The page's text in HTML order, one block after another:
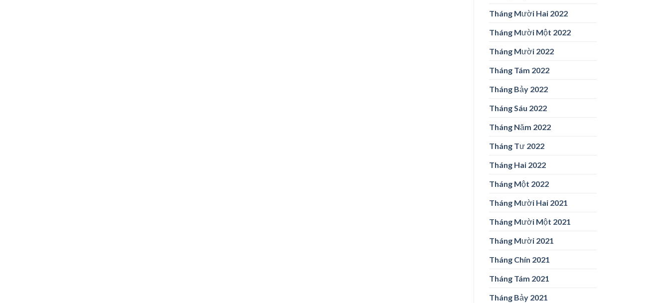
Tháng Mười Hai 2022
Tháng Mười Một 2022
Tháng Mười 2022
Tháng Tám 2022
Tháng Bảy 2022
Tháng Sáu 2022
Tháng Năm 2022
Tháng Tư 2022
Tháng Hai 2022
Tháng Một 2022
Tháng Mười Hai 2021
Tháng Mười Một 2021
Tháng Mười 2021
Tháng Chín 2021
Tháng Tám 2021
Tháng Bảy 2021